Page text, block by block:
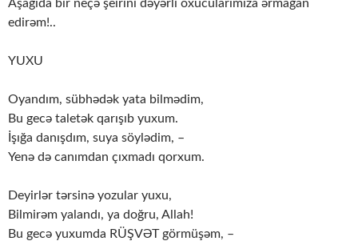
Aşağıda bir neçə şeirini dəyərli oxucularımıza ərmağan
edirəm!..
YUXU
Oyandım, sübhədək yata bilmədim,
Bu gecə taletək qarışıb yuxum.
İşığa danışdım, suya söylədim, –
Yenə də canımdan çıxmadı qorxum.
Deyirlər tərsinə yozular yuxu,
Bilmirəm yalandı, ya doğru, Allah!
Bu gecə yuxumda RÜŞVƏT görmüşəm, –